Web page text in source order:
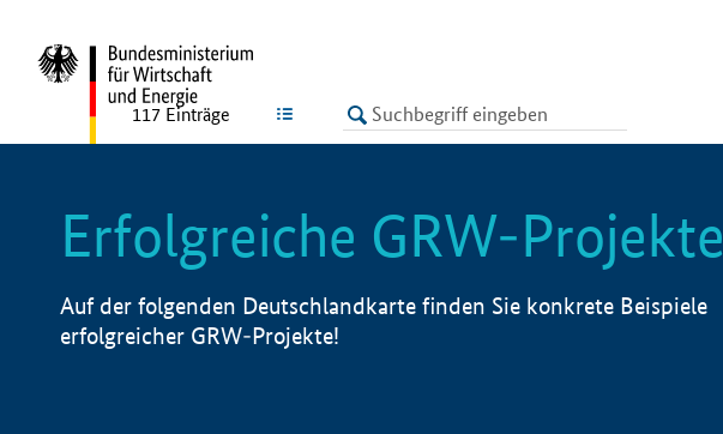
LISTE
117 Einträge
Erfolgreiche GRW-Projekte
Auf der folgenden Deutschlandkarte finden Sie konkrete Beispiele
erfolgreicher GRW-Projekte!